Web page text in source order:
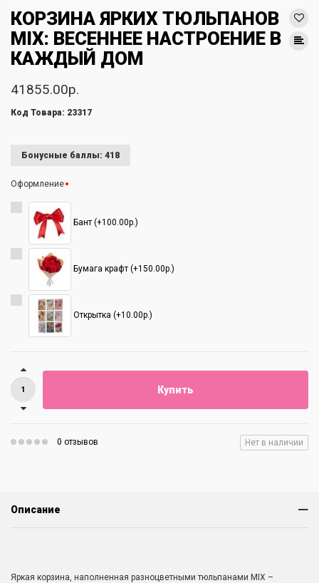
КОРЗИНА ЯРКИХ ТЮЛЬПАНОВ
MIX: ВЕСЕННЕЕ НАСТРОЕНИЕ В
КАЖДЫЙ ДОМ
41855.00р.
Код Товара: 23317
Бонусные баллы: 418
Оформление
Бант (+100.00р.)
Бумага крафт (+150.00р.)
Открытка (+10.00р.)
Купить
0 отзывов Нет в наличии
Описание
Яркая корзина, наполненная разноцветными тюльпанами MIX –